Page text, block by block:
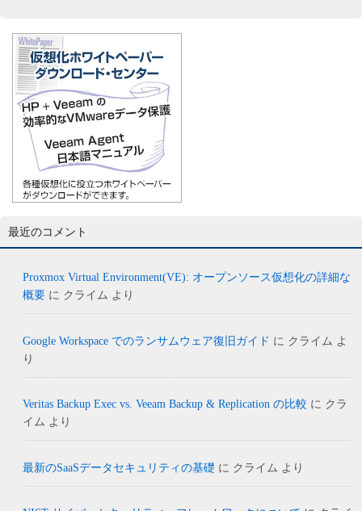
最近のコメント
Proxmox Virtual Environment(VE): オープンソース仮想化の詳細な
概要 に クライム より
Google Workspace でのランサムウェア復旧ガイド に クライム よ
り
Veritas Backup Exec vs. Veeam Backup & Replication の比較 に クラ
イム より
最新のSaaSデータセキュリティの基礎 に クライム より